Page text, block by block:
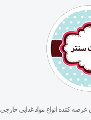
کننده انواع مواد غذایی خارجی